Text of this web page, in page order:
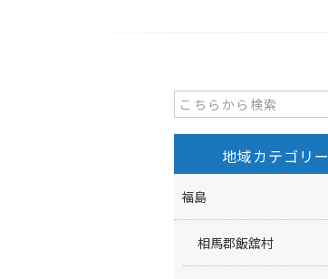
地域カテゴリー
福島
相馬郡飯舘村